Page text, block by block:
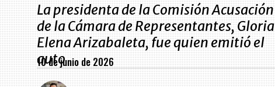
La presidenta de la Comisión Acusación
de la Cámara de Representantes, Gloria
Elena Arizabaleta, fue quien emitió el
auto
10 de junio de 2026